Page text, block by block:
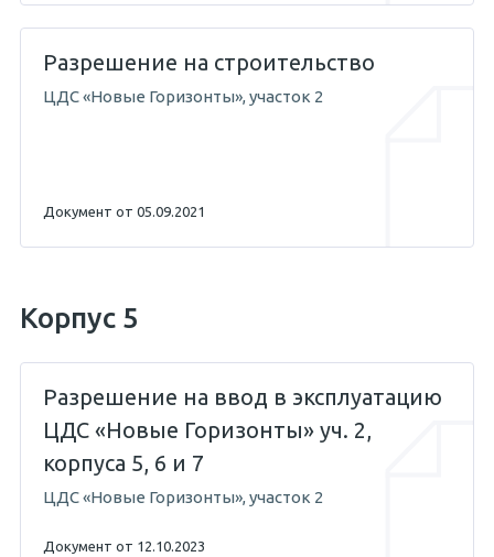
Разрешение на строительство
ЦДС «Новые Горизонты», участок 2
Документ от 05.09.2021
Корпус 5
Разрешение на ввод в эксплуатацию
ЦДС «Новые Горизонты» уч. 2,
корпуса 5, 6 и 7
ЦДС «Новые Горизонты», участок 2
Документ от 12.10.2023